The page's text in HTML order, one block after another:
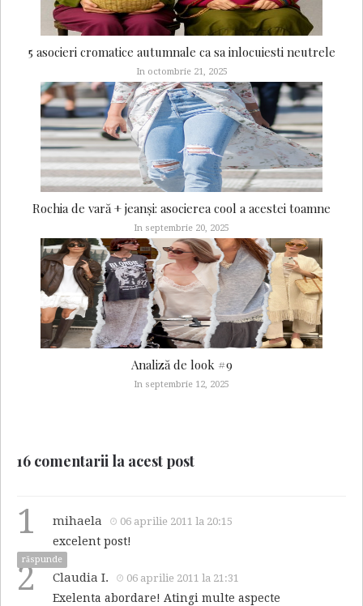
5 asocieri cromatice autumnale ca sa inlocuiesti neutrele
In octombrie 21, 2025
Rochia de vară + jeanși: asocierea cool a acestei toamne
In septembrie 20, 2025
Analiză de look #9
In septembrie 12, 2025
16 comentarii la acest post
1 mihaela 06 aprilie 2011 la 20:15
excelent post!
răspunde
2 Claudia I. 06 aprilie 2011 la 21:31
Exelenta abordare! Atingi multe aspecte